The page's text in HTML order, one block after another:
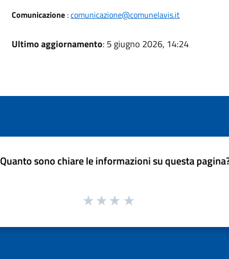
Comunicazione:comunicazione@comunelavis.it
Ultimo aggiornamento: 5 giugno 2026, 14:24
Quanto sono chiare le informazioni su questa